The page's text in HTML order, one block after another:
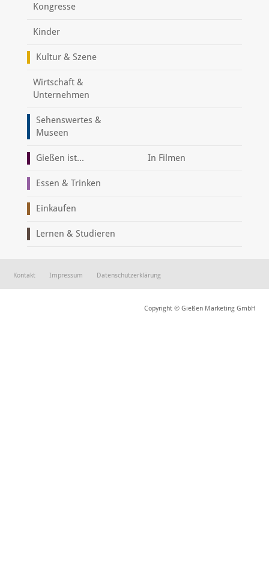
Kongresse
Kinder
Kultur & Szene
Wirtschaft &
Unternehmen
Sehenswertes &
Museen
Gießen ist... In Filmen
Essen & Trinken
Einkaufen
Lernen & Studieren
Kontakt Impressum Datenschutzerklärung
Copyright © Gießen Marketing GmbH